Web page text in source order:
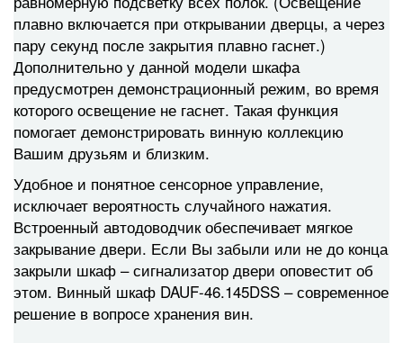
плавно включается при открывании дверцы, а через
пару секунд после закрытия плавно гаснет.)
Дополнительно у данной модели шкафа
предусмотрен демонстрационный режим, во время
которого освещение не гаснет. Такая функция
помогает демонстрировать винную коллекцию
Вашим друзьям и близким.
Удобное и понятное сенсорное управление,
исключает вероятность случайного нажатия.
Встроенный автодоводчик обеспечивает мягкое
закрывание двери. Если Вы забыли или не до конца
закрыли шкаф – сигнализатор двери оповестит об
этом. Винный шкаф DAUF-46.145DSS – современное
решение в вопросе хранения вин.